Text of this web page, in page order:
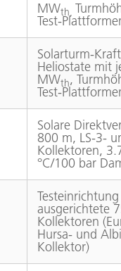
MWth,
Test-
Solarturm-
Heliostate mit
MWth,
Test-
Solare
800 m, LS-3-
Kollektoren,
°C/100 bar
ausgerichtete
Kollektoren
Hursa- und
Kollektor)